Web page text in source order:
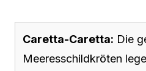
Caretta-Caretta: Die
Meeresschildkröten